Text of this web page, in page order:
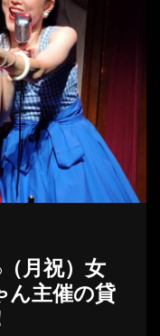
月祝）女
ん主催の貸